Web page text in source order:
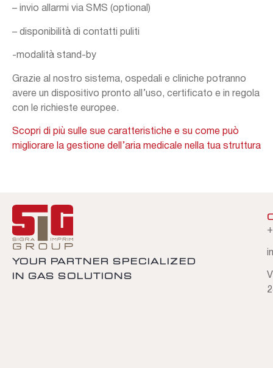
– invio allarmi via SMS (optional)
– disponibilità di contatti puliti
-modalità stand-by
Grazie al nostro sistema, ospedali e cliniche potranno
avere un dispositivo pronto all’uso, certificato e in regola
con le richieste europee.
Scopri di più sulle sue caratteristiche e su come può
migliorare la gestione dell’aria medicale nella tua struttura
YOUR PARTNER SPECIALIZED
IN GAS SOLUTIONS